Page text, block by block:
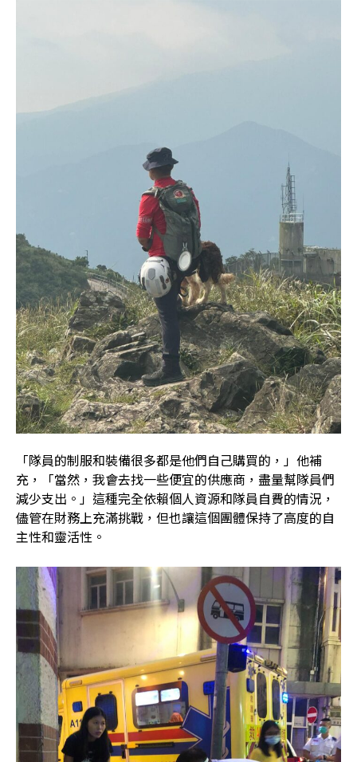
「隊員的制服和裝備很多都是他們自己購買的，」他補
充，「當然，我會去找一些便宜的供應商，盡量幫隊員們
減少支出。」這種完全依賴個人資源和隊員自費的情況，
儘管在財務上充滿挑戰，但也讓這個團體保持了高度的自
主性和靈活性。